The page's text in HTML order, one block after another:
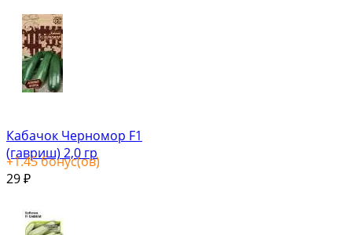
Кабачок Черномор F1
(гавриш) 2,0 гр
+1.45бонус(ов)
29 ₽